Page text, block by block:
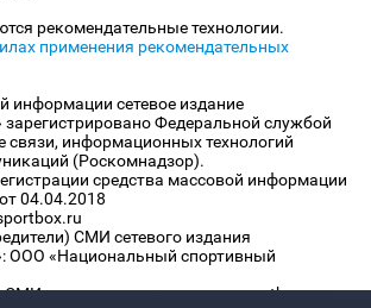
рекомендательные технологии.
применения рекомендательных
информации сетевое издание
Федеральной службой
связи, информационных технологий
(Роскомнадзор).
средства массовой информации
04.04.2018
СМИ сетевого издания
ООО «Национальный спортивный
сетевого издания «www.sportbox.ru»: